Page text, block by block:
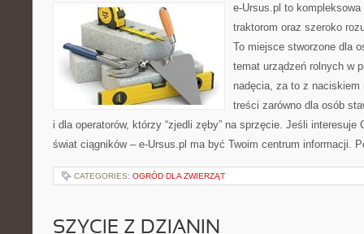
e-Ursus.pl to
traktorom oraz szeroko
To miejsce stworzone dla
temat urządzeń rolnych w
nadęcia, za to z
treści zarówno dla osób
i dla operatorów, którzy “zjedli zęby” na sprzęcie. Jeśli
świat ciągników – e-Ursus.pl ma być Twoim centrum informacji.
CATEGORIES: OGRÓD DLA ZWIERZĄT
SZYCIE Z DZIANIN